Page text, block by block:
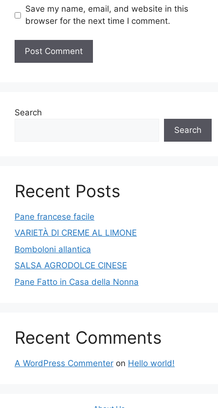
Save my name, email, and website in this
browser for the next time I comment.
Search
Search
Recent Posts
Pane francese facile
VARIETÀ DI CREME AL LIMONE
Bomboloni allantica
SALSA AGRODOLCE CINESE
Pane Fatto in Casa della Nonna
Recent Comments
A WordPress Commenter on Hello world!